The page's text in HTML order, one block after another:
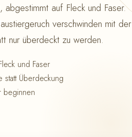
auf Fleck und Faser.
verschwinden mit der
nur überdeckt zu werden.
und Faser
Überdeckung
beginnen